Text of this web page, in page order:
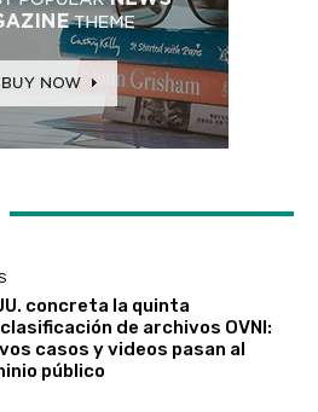
concreta la quinta
de archivos OVNI:
casos y videos pasan al
público